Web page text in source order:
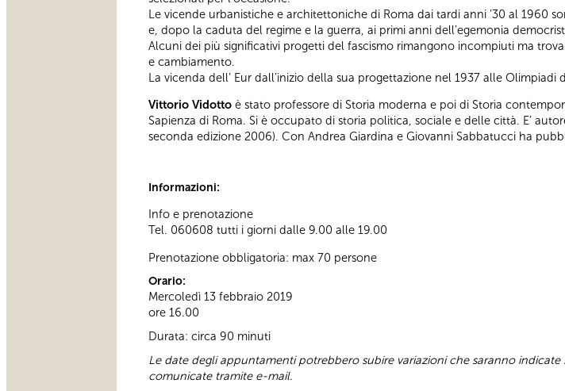
Le vicende urbanistiche e architettoniche di Roma dai tardi anni ’30 al 1960
e, dopo la caduta del regime e la guerra, ai primi anni dell’egemonia
Alcuni dei più significativi progetti del fascismo rimangono incompiuti ma
e cambiamento.
La vicenda dell’ Eur dall’inizio della sua progettazione nel 1937 alle Olimpiadi
Vittorio Vidotto è stato professore di Storia moderna e poi di Storia
Sapienza di Roma. Si è occupato di storia politica, sociale e delle città. E’
seconda edizione 2006). Con Andrea Giardina e Giovanni Sabbatucci ha
Informazioni:
Info e prenotazione
Tel. 060608 tutti i giorni dalle 9.00 alle 19.00
Prenotazione obbligatoria: max 70 persone
Orario:
Mercoledì 13 febbraio 2019
ore 16.00
Durata: circa 90 minuti
Le date degli appuntamenti potrebbero subire variazioni che saranno
comunicate tramite e-mail.